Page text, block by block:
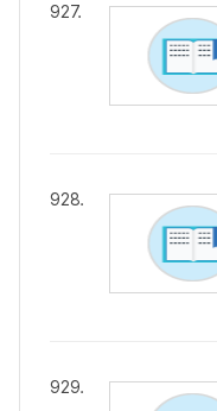
927.
928.
929.